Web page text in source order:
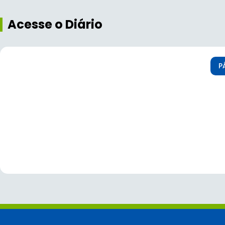
Acesse o Diário